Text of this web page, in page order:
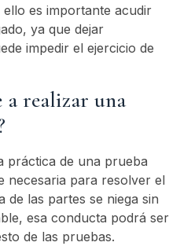
es importante acudir
ya que dejar
impedir el ejercicio de
a realizar una
práctica de una prueba
necesaria para resolver el
de las partes se niega sin
esa conducta podrá ser
de las pruebas.